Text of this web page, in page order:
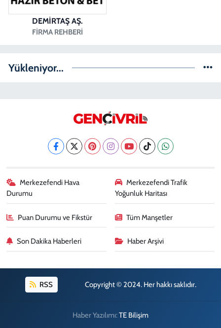
DEMİRTAŞ AŞ.
FIRMA REHBERI
Yükleniyor...
Merkezefendi Hava
Durumu
Merkezefendi Trafik
Yoğunluk Haritası
Puan Durumu ve Fikstür Tüm Manşetler
Son Dakika Haberleri Haber Arşivi
RSS Copyright © 2024. Her hakkı saklıdır.
Haber Yazılımı:TE Bilişim